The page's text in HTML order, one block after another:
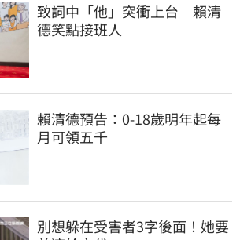
致詞中「他」突衝上台　賴清
德笑點接班人
賴清德預告：0-18歲明年起每
月可領五千
別想躲在受害者3字後面！她要